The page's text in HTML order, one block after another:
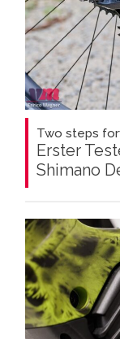
Two steps
Erster
Shimano